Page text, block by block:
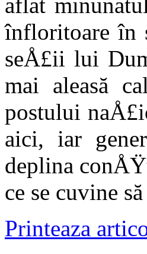
aflat
înfloritoare în
seÅ£ii lui
mai aleasă
postului
aici, iar
deplina
ce se cuvine
Printeaza